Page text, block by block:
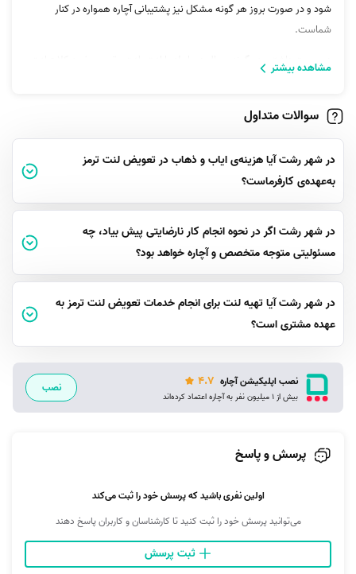
شود و در صورت بروز هر گونه مشکل نیز پشتیبانی آچاره همواره در کنار
شماست.
در صورت داشتن هر گونه سوال در رابطه با لنت، لنت عقب، صفحه کلاچ،لنت
مشاهده بیشتر
سوالات متداول
در شهر رشت آیا هزینه‌ی ایاب و ذهاب در تعویض لنت ترمز
به‌عهده‌ی کارفرماست؟
در شهر رشت اگر در نحوه انجام کار نارضایتی پیش بیاد، چه
مسئولیتی متوجه متخصص و آچاره خواهد بود؟
در شهر رشت آیا تهیه لنت برای انجام خدمات تعویض لنت ترمز به
عهده مشتری است؟
نصب اپلیکیشن آچاره 4.7
بیش از 1 میلیون نفر به آچاره اعتماد کرده‌اند
نصب
پرسش و پاسخ
اولین نفری باشید که پرسش خود را ثبت می‌کند
می‌توانید پرسش خود را ثبت کنید تا کارشناسان و کاربران پاسخ دهند